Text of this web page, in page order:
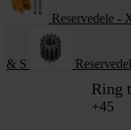
Reservedele -
& S
Ring
+45